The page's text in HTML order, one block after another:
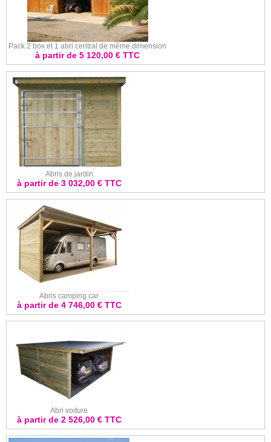
Pack 2 box et 1 abri central de même dimension
à partir de 5 120,00 € TTC
Abris de jardin
à partir de 3 032,00 € TTC
Abris camping car
à partir de 4 746,00 € TTC
Abri voiture
à partir de 2 526,00 € TTC